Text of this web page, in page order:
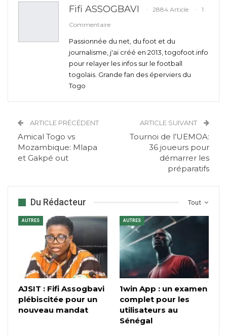
Fifi ASSOGBAVI 2884 Article
1
Commentaire
Passionnée du net, du foot et du
journalisme, j'ai créé en 2013, togofoot.info
pour relayer les infos sur le football
togolais. Grande fan des éperviers du
Togo
ARTICLE PRÉCÉDENT
Amical Togo vs
Mozambique: Mlapa
et Gakpé out
ARTICLE SUIVANT
Tournoi de l’UEMOA:
36 joueurs pour
démarrer les
préparatifs
Tout
Du Rédacteur
AUTRES
AJSIT : Fifi Assogbavi
plébiscitée pour un
nouveau mandat
AUTRES
1win App : un examen
complet pour les
utilisateurs au
Sénégal